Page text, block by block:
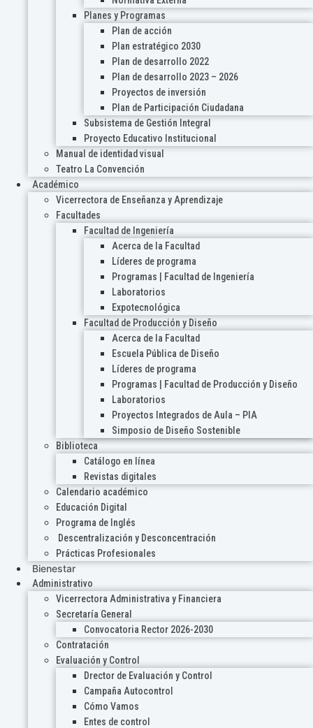
Planes y Programas
Plan de acción
Plan estratégico 2030
Plan de desarrollo 2022
Plan de desarrollo 2023 – 2026
Proyectos de inversión
Plan de Participación Ciudadana
Subsistema de Gestión Integral
Proyecto Educativo Institucional
Manual de identidad visual
Teatro La Convención
Académico
Vicerrectora de Enseñanza y Aprendizaje
Facultades
Facultad de Ingeniería
Acerca de la Facultad
Líderes de programa
Programas | Facultad de Ingeniería
Laboratorios
Expotecnológica
Facultad de Producción y Diseño
Acerca de la Facultad
Escuela Pública de Diseño
Líderes de programa
Programas | Facultad de Producción y Diseño
Laboratorios
Proyectos Integrados de Aula – PIA
Simposio de Diseño Sostenible
Biblioteca
Catálogo en línea
Revistas digitales
Calendario académico
Educación Digital
Programa de Inglés
Descentralización y Desconcentración
Prácticas Profesionales
Bienestar
Administrativo
Vicerrectora Administrativa y Financiera
Secretaría General
Convocatoria Rector 2026-2030
Contratación
Evaluación y Control
Drector de Evaluación y Control
Campaña Autocontrol
Cómo Vamos
Entes de control